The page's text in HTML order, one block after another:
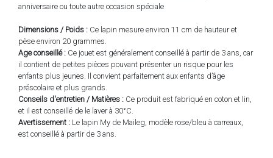
anniversaire ou toute autre occasion spéciale
Dimensions / Poids : Ce lapin mesure environ 11 cm de hauteur et
pèse environ 20 grammes.
Age conseillé : Ce jouet est généralement conseillé à partir de 3 ans, car
il contient de petites pièces pouvant présenter un risque pour les
enfants plus jeunes. Il convient parfaitement aux enfants d’âge
préscolaire et plus grands.
Conseils d'entretien / Matières : Ce produit est fabriqué en coton et lin,
et il est conseillé de le laver à 30°C.
Avertissement : Le lapin My de Maileg, modèle rose/bleu à carreaux,
est conseillé à partir de 3 ans.